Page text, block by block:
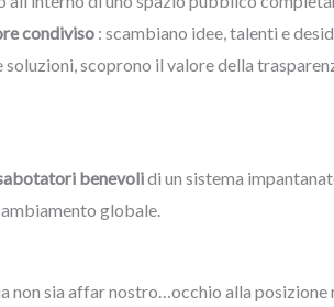
condiviso: scambiano idee, talenti e
scoprono il valore della
benevolidi un sistema
globale.
non sia affar nostro…occhio alla